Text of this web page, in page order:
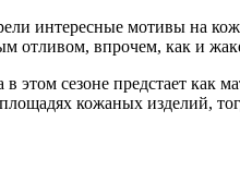
интересные мотивы на
отливом, впрочем, как и
этом сезоне предстает как
кожаных изделий,